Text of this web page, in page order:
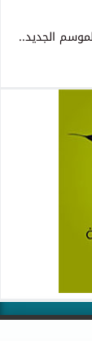
الجديد..